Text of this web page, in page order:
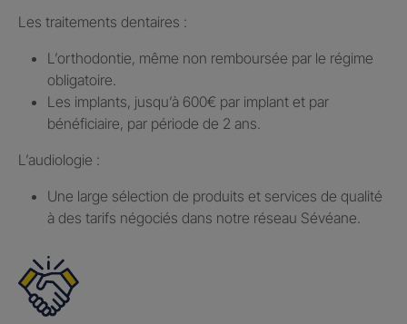
Les traitements dentaires : ​
L’orthodontie, même non remboursée par le régime
obligatoire.​
Les implants, jusqu’à 600€ par implant et par
bénéficiaire, par période de 2 ans.
L’audiologie :
Une large sélection de produits et services de qualité
à des tarifs négociés dans notre réseau Sévéane.